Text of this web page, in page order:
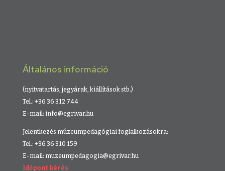
Általános információ
(nyitvatartás, jegyárak, kiállítások stb.)
Tel.: +36 36 312 744
E-mail: info@egrivar.hu
Jelentkezés múzeumpedagógiai foglalkozásokra:
Tel.: +36 36 310 159
E-mail: muzeumpedagogia@egrivar.hu
Időpont kérés